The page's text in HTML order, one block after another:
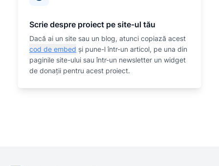
Scrie despre proiect pe site-ul tău
Dacă ai un site sau un blog, atunci copiază acest
cod de embed și pune-l într-un articol, pe una din
paginile site-ului sau într-un newsletter un widget
de donații pentru acest proiect.